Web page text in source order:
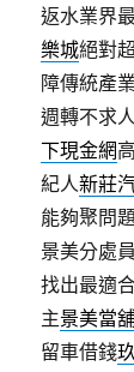
返水業界
樂城絕對
障傳統產
週轉不求
下現金網
紀人新莊
能夠聚問
景美分處
找出最適
主景美當
留車借錢